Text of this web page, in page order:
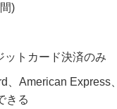
)
ットカード決済のみ
American Express
きる